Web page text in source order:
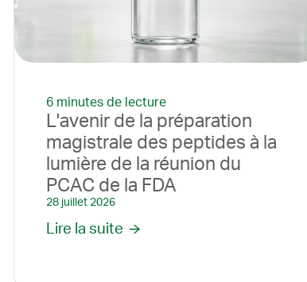
6 minutes de lecture
L'avenir de la préparation
magistrale des peptides à la
lumière de la réunion du
PCAC de la FDA
28 juillet 2026
Lire la suite